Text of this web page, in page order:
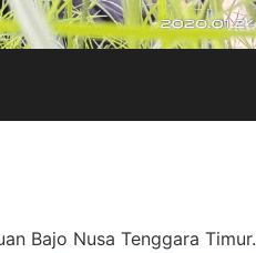
Bajo Nusa Tenggara Timur.